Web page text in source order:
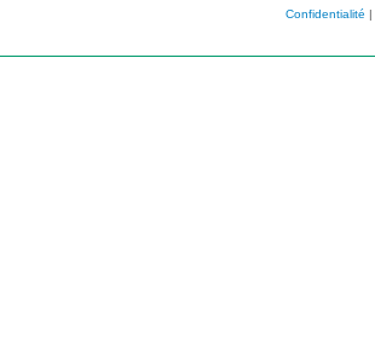
Confidentialité |